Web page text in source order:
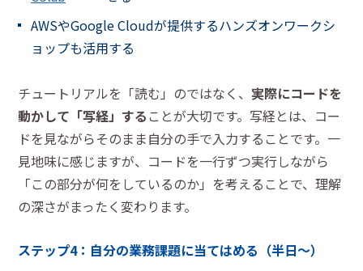
AWSやGoogle Cloudが提供するハンズオンワークシ
ョップも活用する
チュートリアルを「読む」のではなく、 実際にコードを
動かして「写経」する ことが大切です。写経とは、コー
ドを見ながらそのまま自分の手で入力することです。一
見地味に感じますが、コードを一行ずつ実行しながら
「この部分が何をしているのか」を考えることで、理解
の深さがまったく変わります。
ステップ4：自分の業務課題に当てはめる（半日〜）